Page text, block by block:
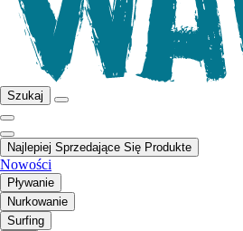
Szukaj
Najlepiej Sprzedające Się Produkte
Nowości
Pływanie
Nurkowanie
Surfing